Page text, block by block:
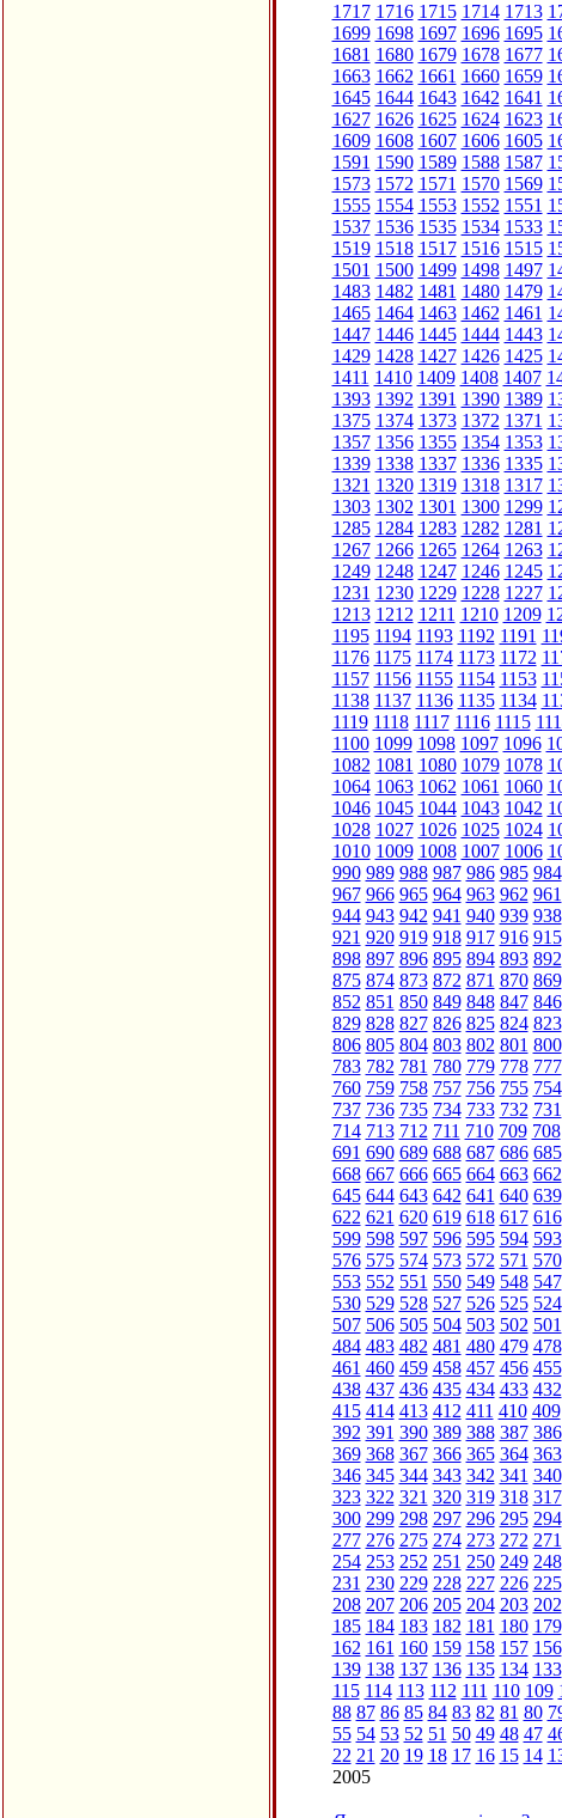
1717 1716 1715 1714 1713
1699 1698 1697 1696 1695
1681 1680 1679 1678 1677
1663 1662 1661 1660 1659
1645 1644 1643 1642 1641
1627 1626 1625 1624 1623
1609 1608 1607 1606 1605
1591 1590 1589 1588 1587
1573 1572 1571 1570 1569
1555 1554 1553 1552 1551
1537 1536 1535 1534 1533
1519 1518 1517 1516 1515
1501 1500 1499 1498 1497
1483 1482 1481 1480 1479
1465 1464 1463 1462 1461
1447 1446 1445 1444 1443
1429 1428 1427 1426 1425
1411 1410 1409 1408 1407
1393 1392 1391 1390 1389
1375 1374 1373 1372 1371
1357 1356 1355 1354 1353
1339 1338 1337 1336 1335
1321 1320 1319 1318 1317
1303 1302 1301 1300 1299
1285 1284 1283 1282 1281
1267 1266 1265 1264 1263
1249 1248 1247 1246 1245
1231 1230 1229 1228 1227
1213 1212 1211 1210 1209
1195 1194 1193 1192 1191
1176 1175 1174 1173 1172
1157 1156 1155 1154 1153
1138 1137 1136 1135 1134
1119 1118 1117 1116 1115
1100 1099 1098 1097 1096
1082 1081 1080 1079 1078
1064 1063 1062 1061 1060
1046 1045 1044 1043 1042
1028 1027 1026 1025 1024
1010 1009 1008 1007 1006
990 989 988 987 986 985 984
967 966 965 964 963 962 961
944 943 942 941 940 939 938
921 920 919 918 917 916 915
898 897 896 895 894 893 892
875 874 873 872 871 870 869
852 851 850 849 848 847 846
829 828 827 826 825 824 823
806 805 804 803 802 801 800
783 782 781 780 779 778 777
760 759 758 757 756 755 754
737 736 735 734 733 732 731
714 713 712 711 710 709 708
691 690 689 688 687 686 685
668 667 666 665 664 663 662
645 644 643 642 641 640 639
622 621 620 619 618 617 616
599 598 597 596 595 594 593
576 575 574 573 572 571 570
553 552 551 550 549 548 547
530 529 528 527 526 525 524
507 506 505 504 503 502 501
484 483 482 481 480 479 478
461 460 459 458 457 456 455
438 437 436 435 434 433 432
415 414 413 412 411 410 409
392 391 390 389 388 387 386
369 368 367 366 365 364 363
346 345 344 343 342 341 340
323 322 321 320 319 318 317
300 299 298 297 296 295 294
277 276 275 274 273 272 271
254 253 252 251 250 249 248
231 230 229 228 227 226 225
208 207 206 205 204 203 202
185 184 183 182 181 180 179
162 161 160 159 158 157 156
139 138 137 136 135 134 133
115 114 113 112 111 110 109
88 87 86 85 84 83 82 81 80
55 54 53 52 51 50 49 48 47
22 21 20 19 18 17 16 15 14
2005